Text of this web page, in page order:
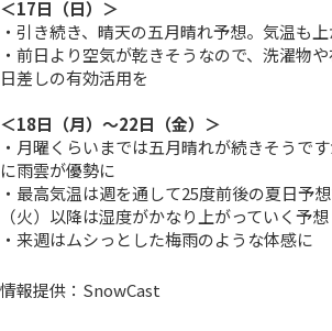
＜17日（日）＞
・引き続き、晴天の五月晴れ予想。気温も
・前日より空気が乾きそうなので、洗濯物
日差しの有効活用を
＜18日（月）～22日（金）＞
・月曜くらいまでは五月晴れが続きそうで
に雨雲が優勢に
・最高気温は週を通して25度前後の夏日予
（火）以降は湿度がかなり上がっていく予想
・来週はムシっとした梅雨のような体感に
情報提供：SnowCast